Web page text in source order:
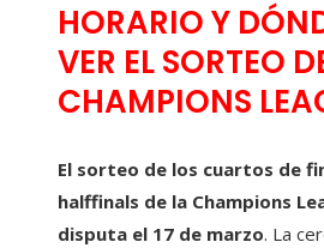
HORARIO Y
VER EL SORTEO
CHAMPIONS
El sorteo de los cuartos de
halffinals de la Champions
disputa el 17 de marzo. La